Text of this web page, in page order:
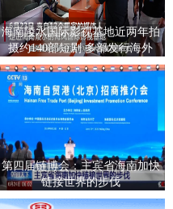
海南陵水国际影视基地近两年拍
摄约140部短剧 多部发行海外
第四届链博会：主宾省海南加快
链接世界的步伐